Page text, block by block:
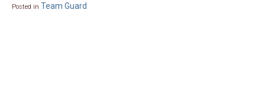
Posted in Team Guard